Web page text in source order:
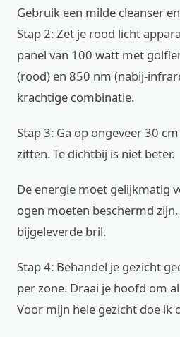
Gebruik een milde cleanser
Stap 2: Zet je rood licht
panel van 100 watt met
(rood) en 850 nm (nabij-
krachtige combinatie.
Stap 3: Ga op ongeveer 30
zitten. Te dichtbij is niet beter.
De energie moet gelijkmatig
ogen moeten beschermd
bijgeleverde bril.
Stap 4: Behandel je gezicht
per zone. Draai je hoofd om
Voor mijn hele gezicht doe ik